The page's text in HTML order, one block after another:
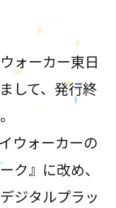
ォーカー東日
して、発行終
ウォーカーの
ク』に改め、
ジタルプラッ